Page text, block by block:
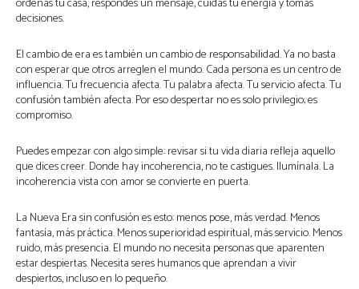
decisiones.
El cambio de era es también un cambio de responsabilidad. Ya no basta
con esperar que otros arreglen el mundo. Cada persona es un centro de
influencia. Tu frecuencia afecta. Tu palabra afecta. Tu servicio afecta. Tu
confusión también afecta. Por eso despertar no es solo privilegio; es
compromiso.
Puedes empezar con algo simple: revisar si tu vida diaria refleja aquello
que dices creer. Donde hay incoherencia, no te castigues. Ilumínala. La
incoherencia vista con amor se convierte en puerta.
La Nueva Era sin confusión es esto: menos pose, más verdad. Menos
fantasía, más práctica. Menos superioridad espiritual, más servicio. Menos
ruido, más presencia. El mundo no necesita personas que aparenten
estar despiertas. Necesita seres humanos que aprendan a vivir
despiertos, incluso en lo pequeño.